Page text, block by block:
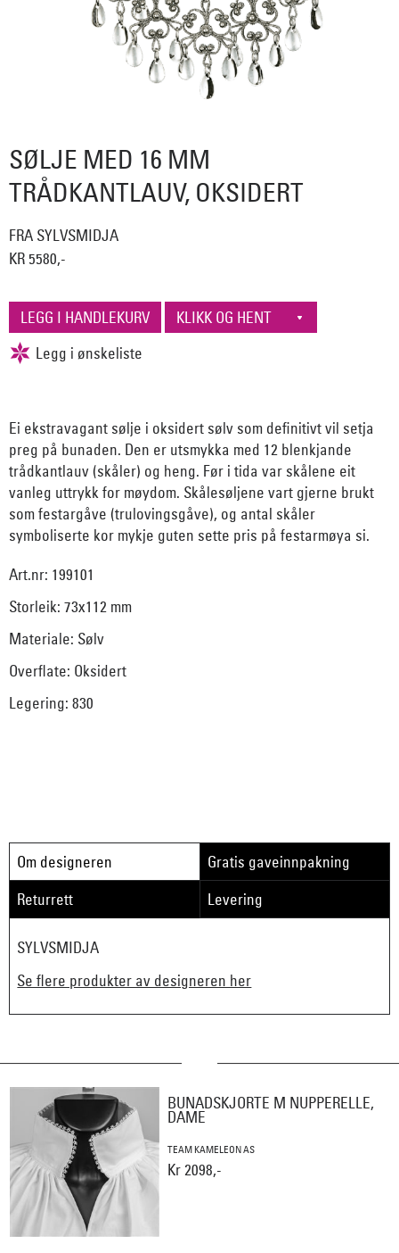
SØLJE MED 16 MM
TRÅDKANTLAUV, OKSIDERT
FRA SYLVSMIDJA
KR 5580,-
Ei ekstravagant sølje i oksidert sølv som definitivt vil setja
preg på bunaden. Den er utsmykka med 12 blenkjande
trådkantlauv (skåler) og heng. Før i tida var skålene eit
vanleg uttrykk for møydom. Skålesøljene vart gjerne brukt
som festargåve (trulovingsgåve), og antal skåler
symboliserte kor mykje guten sette pris på festarmøya si.
Art.nr: 199101
Storleik: 73x112 mm
Materiale: Sølv
Overflate: Oksidert
Legering: 830
Om designeren
Gratis gaveinnpakning
Returrett
Levering
SYLVSMIDJA
Se flere produkter av designeren her
BUNADSKJORTE M NUPPERELLE,
DAME
TEAM KAMELEON AS
Kr 2098,-